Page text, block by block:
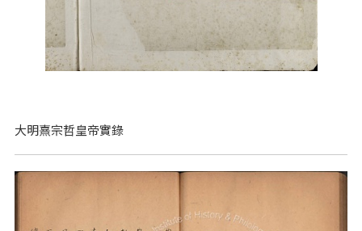
大明熹宗哲皇帝實錄